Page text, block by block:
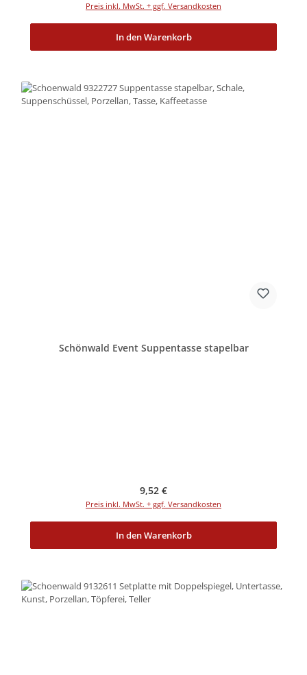
Preis inkl. MwSt. + ggf. Versandkosten
In den Warenkorb
Schönwald Event Suppentasse stapelbar
Regulärer Preis:
9,52 €
Preis inkl. MwSt. + ggf. Versandkosten
In den Warenkorb